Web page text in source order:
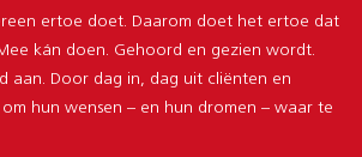
ertoe doet. Daarom doet het ertoe dat
kán doen. Gehoord en gezien wordt.
aan. Door dag in, dag uit cliënten en
hun wensen – en hun dromen – waar te